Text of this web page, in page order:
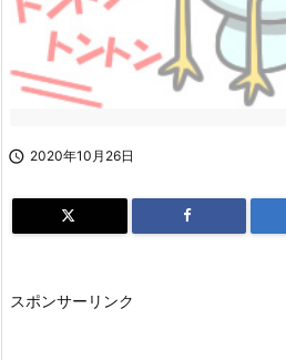
 2020年10月26日
スポンサーリンク